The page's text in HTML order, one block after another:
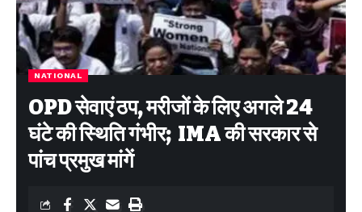
NATIONAL
OPD सेवाएं ठप, मरीजों के लिए अगले 24
घंटे की स्थिति गंभीर; IMA की सरकार से
पांच प्रमुख मांगें